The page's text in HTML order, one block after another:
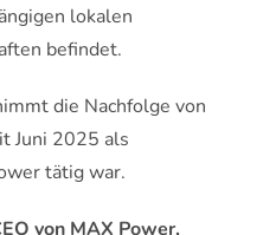
lokalen
befindet.
die Nachfolge von
Juni 2025 als
tätig war.
von MAX Power,